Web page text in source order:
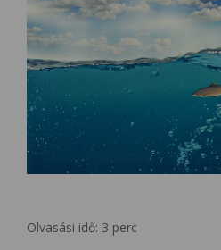
Olvasási idő: 3 perc